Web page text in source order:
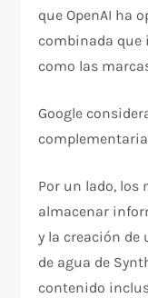
que OpenAI ha
combinada que
como las
Google
Por un lado, los
almacenar
y la creación de
de agua de
contenido